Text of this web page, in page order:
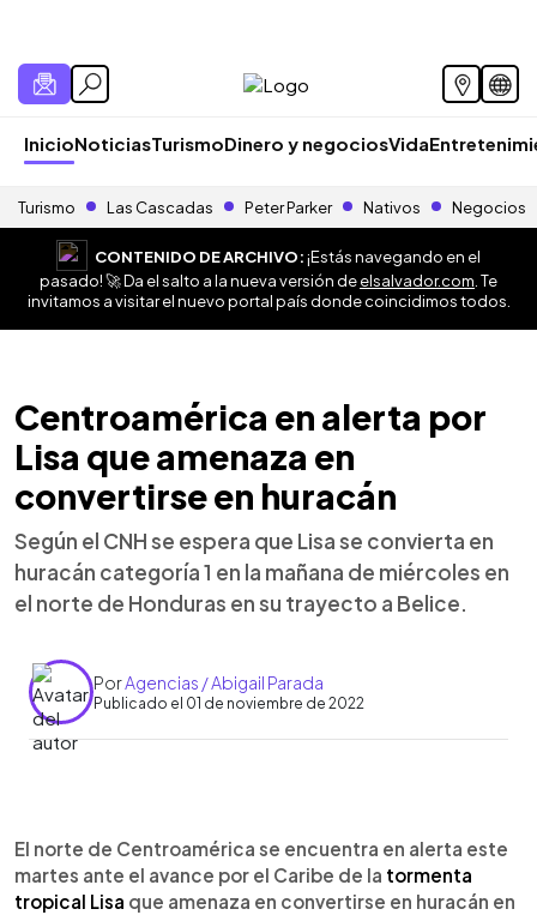
InicioNoticiasTurismoDinero y negociosVida
Turismo Las Cascadas Peter Parker Nativos Negocios
CONTENIDO DE ARCHIVO:¡Estás navegando en el
pasado! 🚀 Da el salto a la nueva versión deelsalvador.com . Te
invitamos a visitar el nuevo portal país donde coincidimos todos.
Centroamérica en alerta por
Lisa que amenaza en
convertirse en huracán
Según el CNH se espera que Lisa se convierta en
huracán categoría 1 en la mañana de miércoles en
el norte de Honduras en su trayecto a Belice.
PorAgencias / Abigail Parada
Publicado el 01 de noviembre de 2022
Escuchar artículo
El norte de Centroamérica se encuentra en alerta este
martes ante el avance por el Caribe de la tormenta
tropical Lisa que amenaza en convertirse en huracán en